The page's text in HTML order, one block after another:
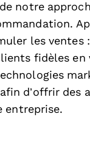
notre
les
fidèles en
d’offrir des
entreprise.